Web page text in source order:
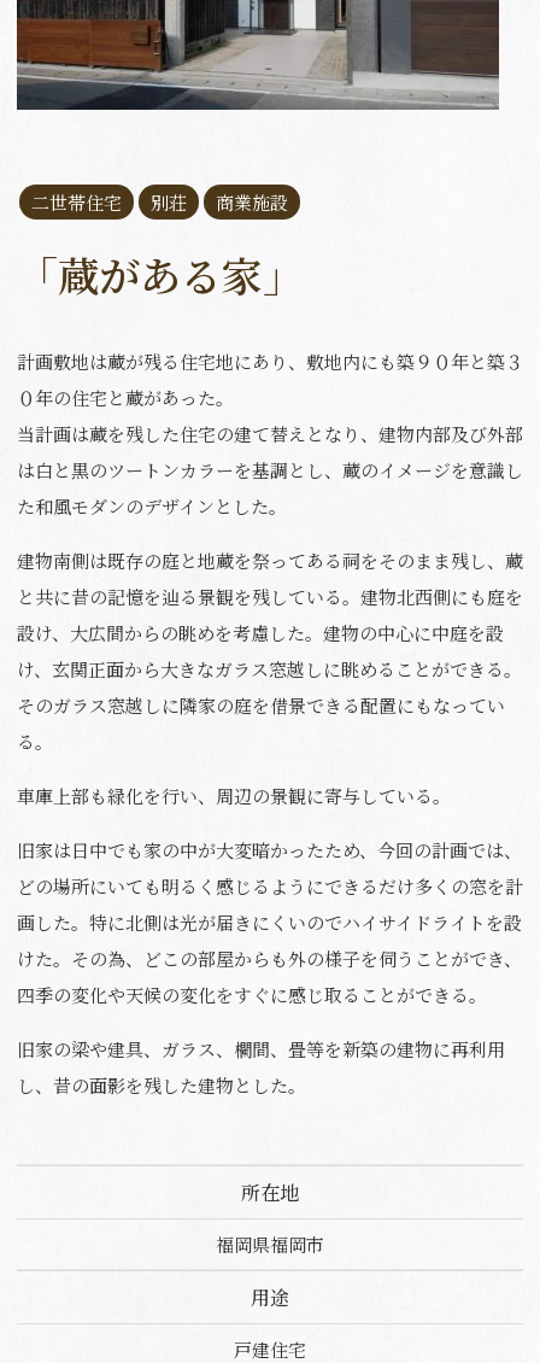
二世帯住宅 別荘 商業施設
「蔵がある家」
計画敷地は蔵が残る住宅地にあり、敷地内にも築９０年と築３
０年の住宅と蔵があった。
当計画は蔵を残した住宅の建て替えとなり、建物内部及び外部
は白と黒のツートンカラーを基調とし、蔵のイメージを意識し
た和風モダンのデザインとした。
建物南側は既存の庭と地蔵を祭ってある祠をそのまま残し、蔵
と共に昔の記憶を辿る景観を残している。建物北西側にも庭を
設け、大広間からの眺めを考慮した。建物の中心に中庭を設
け、玄関正面から大きなガラス窓越しに眺めることができる。
そのガラス窓越しに隣家の庭を借景できる配置にもなってい
る。
車庫上部も緑化を行い、周辺の景観に寄与している。
旧家は日中でも家の中が大変暗かったため、今回の計画では、
どの場所にいても明るく感じるようにできるだけ多くの窓を計
画した。特に北側は光が届きにくいのでハイサイドライトを設
けた。その為、どこの部屋からも外の様子を伺うことができ、
四季の変化や天候の変化をすぐに感じ取ることができる。
旧家の梁や建具、ガラス、欄間、畳等を新築の建物に再利用
し、昔の面影を残した建物とした。
所在地
福岡県福岡市
用途
戸建住宅